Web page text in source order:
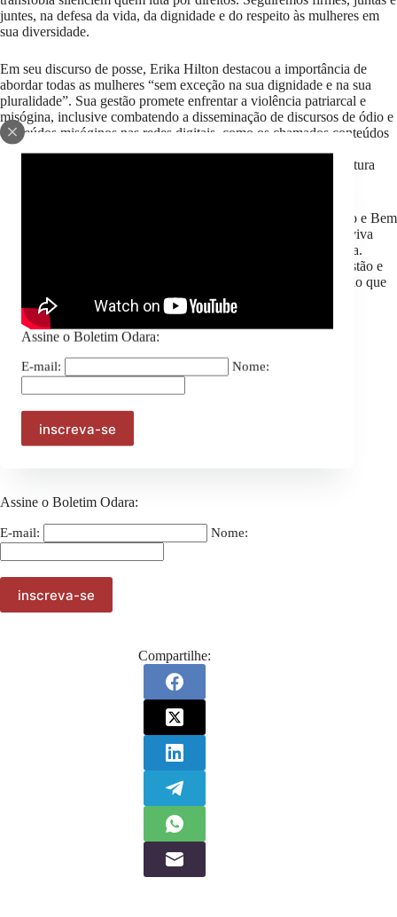
Assine o Boletim Odara:
E-mail: Nome:
juntes, na defesa da vida, da dignidade e do respeito às mulheres em
sua diversidade.
Em seu discurso de posse, Erika Hilton destacou a importância de
abordar todas as mulheres “sem exceção na sua dignidade e na sua
pluralidade”. Sua gestão promete enfrentar a violência patriarcal e
misógina, inclusive combatendo a disseminação de discursos de ódio e
conteúdos misóginos nas redes digitais, como os chamados conteúdos
“red pill”. Ao afirmar que mulheres trans e travestis não serão
abandonadas nas discussões da comissão, Erika marca uma postura
Como afirmado na Marcha das Mulheres Negras por Reparação e Bem
Viver, em 2025, nós somos diversas! Erika Hilton é expressão viva
dessa diversidade e da força que ela traz para a política brasileira.
Chegou o tempo de reconhecer que mulheres trans e travestis estão e
continuarão ocupando, de igual para igual, os espaços de decisão que
também lhes pertencem.
Todo o nosso apoio à Erika!
Odara – Instituto da Mulher Negra
Marcha das Mulheres Negras por Reparação e Bem Viver
Assine o Boletim Odara:
E-mail: Nome:
Compartilhe: